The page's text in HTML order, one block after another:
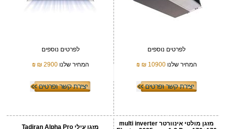
לפרטים נוספים
המחיר שלנו10900 ₪
₪
לפרטים נוספים
המחיר שלנו2900 ₪
₪
מזגן מולטי אינוורטר multi inverter
מזגן עילי Tadiran Alpha Pro